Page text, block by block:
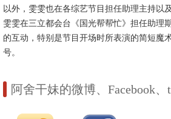
以外，雯雯也在各综艺节目担任助理主持以
雯雯在三立都会台《国光帮帮忙》担任助理
的互动，特别是节目开场时所表演的简短魔
号。
阿舍干妹的微博、Facebook